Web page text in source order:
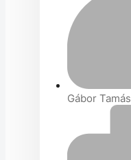
Gábor Tamás